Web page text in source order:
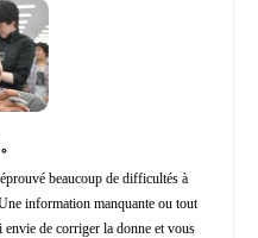
beaucoup de difficultés à
information manquante ou tout
de corriger la donne et vous